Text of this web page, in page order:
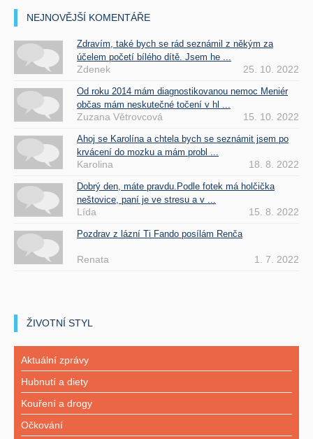
NEJNOVĚJŠÍ KOMENTÁŘE
Zdravím, také bych se rád seznámil z někým za
účelem početí bílého dítě. Jsem he ...
Zdenek 25. 10. 2022
Od roku 2014 mám diagnostikovanou nemoc Meniér
občas mám neskutečné točení v hl ...
Zuzana Větrovcová 15. 10. 2022
Ahoj se Karolína a chtela bych se seznámit jsem po
krvácení do mozku a mám probl ...
Karolina 18. 8. 2022
Dobrý den, máte pravdu.Podle fotek má holčička
neštovice, paní je ve stresu a v ...
Lída 15. 8. 2022
Pozdrav z lázní Ti Fando posílám Renča
Renata 1. 7. 2022
ŽIVOTNÍ STYL
Aktuální zprávy
Hubnutí a diety
Kouření a drogy
Očkování